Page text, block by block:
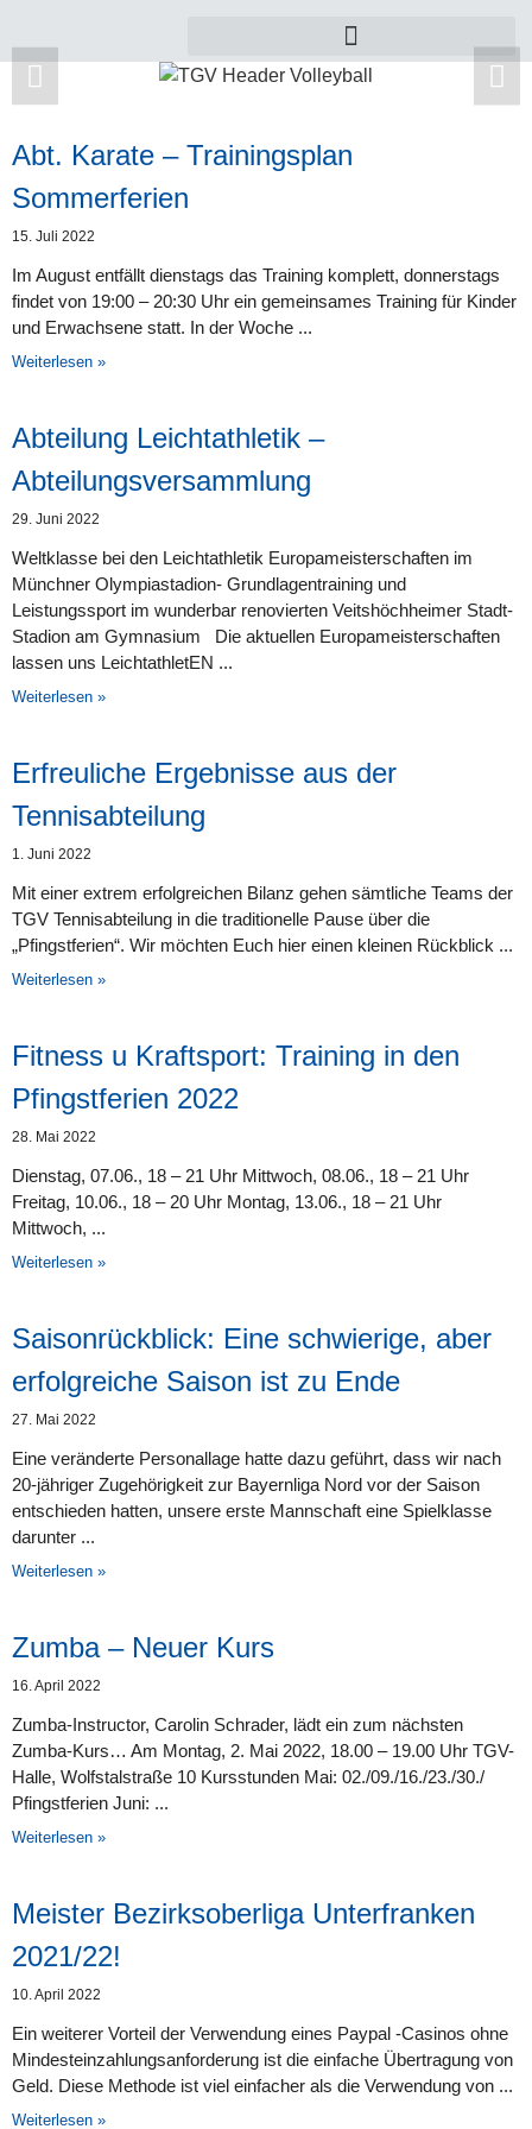
Zu dieser Kategorie gibt es leider noch keine
Abt. Karate – Trainingsplan
Sommerferien
15. Juli 2022
Im August entfällt dienstags das Training komplett, donnerstags
findet von 19:00 – 20:30 Uhr ein gemeinsames Training für Kinder
und Erwachsene statt. In der Woche
Weiterlesen »
Abteilung Leichtathletik –
Abteilungsversammlung
29. Juni 2022
Weltklasse bei den Leichtathletik Europameisterschaften im
Münchner Olympiastadion- Grundlagentraining und
Leistungssport im wunderbar renovierten Veitshöchheimer Stadt-
Stadion am Gymnasium Die aktuellen Europameisterschaften
lassen uns LeichtathletEN
Weiterlesen »
Erfreuliche Ergebnisse aus der
Tennisabteilung
1. Juni 2022
Mit einer extrem erfolgreichen Bilanz gehen sämtliche Teams der
TGV Tennisabteilung in die traditionelle Pause über die
„Pfingstferien“. Wir möchten Euch hier einen kleinen Rückblick
Weiterlesen »
Fitness u Kraftsport: Training in den
Pfingstferien 2022
28. Mai 2022
Dienstag, 07.06., 18 – 21 Uhr Mittwoch, 08.06., 18 – 21 Uhr
Freitag, 10.06., 18 – 20 Uhr Montag, 13.06., 18 – 21 Uhr
Mittwoch,
Weiterlesen »
Saisonrückblick: Eine schwierige, aber
erfolgreiche Saison ist zu Ende
27. Mai 2022
Eine veränderte Personallage hatte dazu geführt, dass wir nach
20-jähriger Zugehörigkeit zur Bayernliga Nord vor der Saison
entschieden hatten, unsere erste Mannschaft eine Spielklasse
darunter
Weiterlesen »
Zumba – Neuer Kurs
16. April 2022
Zumba-Instructor, Carolin Schrader, lädt ein zum nächsten
Zumba-Kurs… Am Montag, 2. Mai 2022, 18.00 – 19.00 Uhr TGV-
Halle, Wolfstalstraße 10 Kursstunden Mai: 02./09./16./23./30./
Pfingstferien Juni:
Weiterlesen »
Meister Bezirksoberliga Unterfranken
2021/22!
10. April 2022
Ein weiterer Vorteil der Verwendung eines Paypal -Casinos ohne
Mindesteinzahlungsanforderung ist die einfache Übertragung von
Geld. Diese Methode ist viel einfacher als die Verwendung von
Weiterlesen »